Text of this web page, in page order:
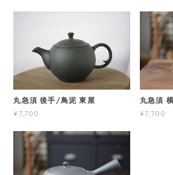
丸急須 後手/鳥泥 東屋
¥7,700
丸急須
¥7,700